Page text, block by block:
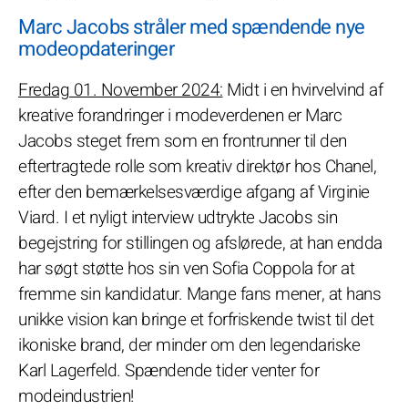
Marc Jacobs stråler med spændende nye
modeopdateringer
Fredag 01. November 2024: Midt i en hvirvelvind af
kreative forandringer i modeverdenen er Marc
Jacobs steget frem som en frontrunner til den
eftertragtede rolle som kreativ direktør hos Chanel,
efter den bemærkelsesværdige afgang af Virginie
Viard. I et nyligt interview udtrykte Jacobs sin
begejstring for stillingen og afslørede, at han endda
har søgt støtte hos sin ven Sofia Coppola for at
fremme sin kandidatur. Mange fans mener, at hans
unikke vision kan bringe et forfriskende twist til det
ikoniske brand, der minder om den legendariske
Karl Lagerfeld. Spændende tider venter for
modeindustrien!